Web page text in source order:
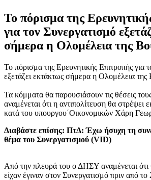
Το πόρισμα της
για τον Συνεργατισμό
σήμερα η Ολομέλεια της
Το πόρισμα της Ερευνητικής Επιτροπής για
εξετάζει εκτάκτως σήμερα η Ολομέλεια της
Τα κόμματα θα παρουσιάσουν τις θέσεις
αναμένεται ότι η αντιπολίτευση θα στρέψει
κατά του υπουργου΄Οικονομικών Χάρη
Διαβάστε επίσης: ΠτΔ: Έχω ήσυχη τη
θέμα του Συνεργατισμού (VID)
Από την πλευρά του ο ΔΗΣΥ αναμένεται ότι
είχαν έγιναν στον Συνεργατισμό πριν από το